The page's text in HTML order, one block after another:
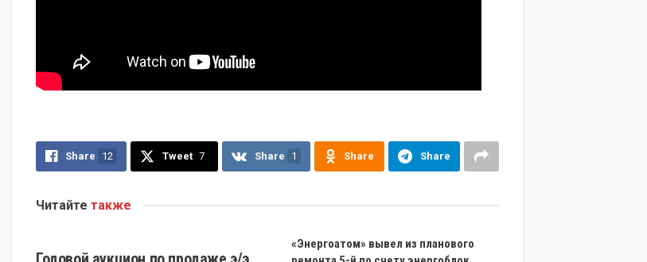
Share 12 Tweet 7 Share 1 Share Share
Читайте также
«Энергоатом» вывел из планового